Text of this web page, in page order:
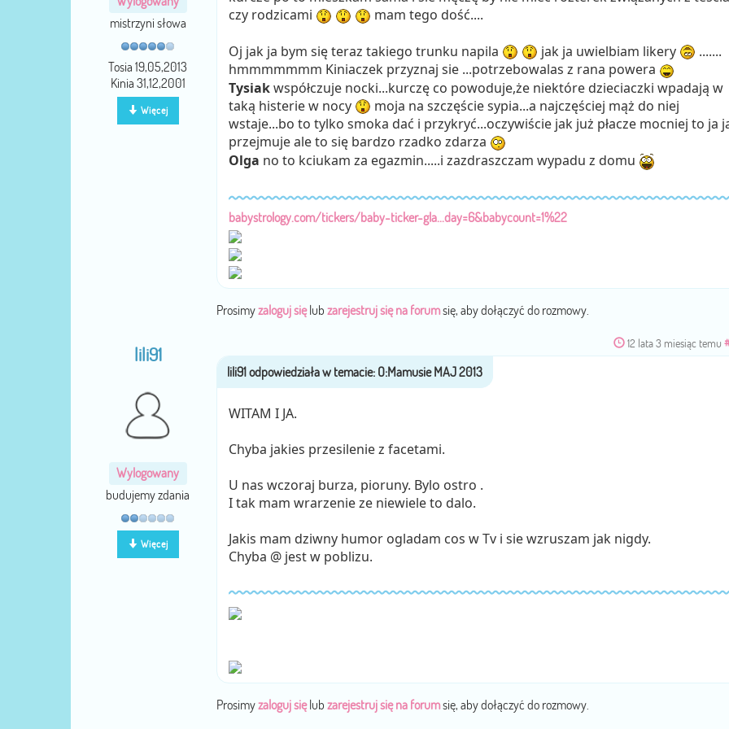
mistrzyni słowa
Tosia 19,05,2013
Kinia 31,12,2001
Więcej
czy rodzicami
mam tego dość....
Oj jak ja bym się teraz takiego trunku napila jak ja uwielbiam likery
.......
hmmmmmmm Kiniaczek przyznaj sie ...potrzebowalas z rana powera
Tysiakwspółczuje nocki...kurczę co powoduje,że niektóre dzieciaczki wpadają w
taką histerie w nocy
moja na szczęście sypia...a najczęściej mąż do niej
wstaje...bo to tylko smoka dać i przykryć...oczywiście jak już płacze mocniej to ja
przejmuje ale to się bardzo rzadko zdarza
Olga no to kciukam za egazmin.....i zazdraszczam wypadu z domu
babystrology.com/tickers/baby-ticker-gla...day=6&babycount=1%22
Prosimyzaloguj sięlub zarejestruj się na forumsię, aby dołączyć do rozmowy.
lili91
Wylogowany
budujemy zdania
Więcej
12 lata 3 miesiąc temu
WITAM I JA.
Chyba jakies przesilenie z facetami.
U nas wczoraj burza, pioruny. Bylo ostro .
I tak mam wrarzenie ze niewiele to dalo.
Jakis mam dziwny humor ogladam cos w Tv i sie wzruszam jak nigdy.
Chyba @ jest w poblizu.
Prosimyzaloguj sięlub zarejestruj się na forumsię, aby dołączyć do rozmowy.